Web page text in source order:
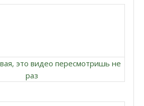
это видео пересмотришь не
раз